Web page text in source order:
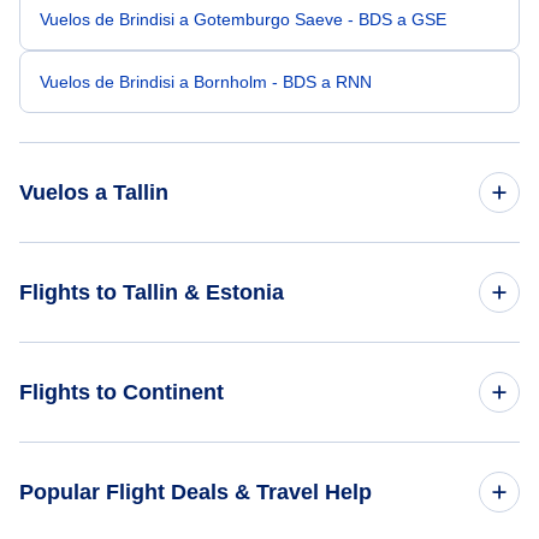
Vuelos de Brindisi a Gotemburgo Saeve - BDS a GSE
Vuelos de Brindisi a Bornholm - BDS a RNN
Vuelos a Tallin
Vuelos de Bratislava a Tallin - BTS a TLL
Flights to Tallin & Estonia
Flights to Continent
Popular Flight Deals & Travel Help